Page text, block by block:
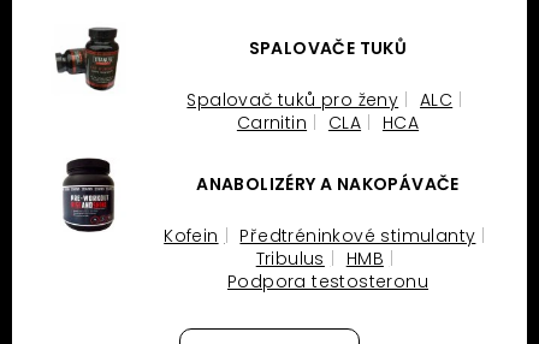
SPALOVAČE TUKŮ
Spalovač tuků pro ženy
ALC
Carnitin
CLA HCA
ANABOLIZÉRY A NAKOPÁVAČE
Kofein
Předtréninkové stimulanty
Tribulus
HMB
Podpora testosteronu